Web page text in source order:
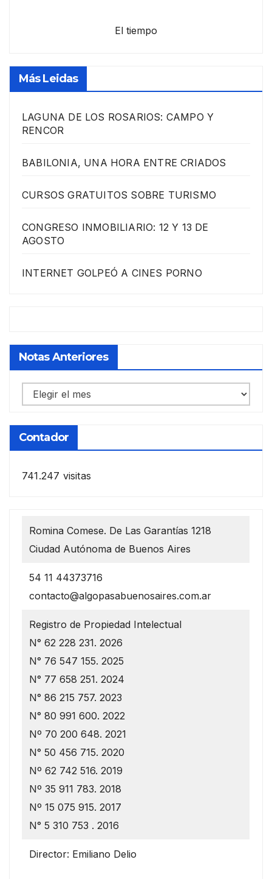
El tiempo
Más Leidas
LAGUNA DE LOS ROSARIOS: CAMPO Y
RENCOR
BABILONIA, UNA HORA ENTRE CRIADOS
CURSOS GRATUITOS SOBRE TURISMO
CONGRESO INMOBILIARIO: 12 Y 13 DE
AGOSTO
INTERNET GOLPEÓ A CINES PORNO
Notas Anteriores
Notas
anteriores
Contador
741.247 visitas
Romina Comese. De Las Garantías 1218
Ciudad Autónoma de Buenos Aires
54 11 44373716
contacto@algopasabuenosaires.com.ar
Registro de Propiedad Intelectual
N° 62 228 231. 2026
N° 76 547 155. 2025
N° 77 658 251. 2024
N° 86 215 757. 2023
N° 80 991 600. 2022
Nº 70 200 648. 2021
N° 50 456 715. 2020
Nº 62 742 516. 2019
Nº 35 911 783. 2018
Nº 15 075 915. 2017
N° 5 310 753 . 2016
Director: Emiliano Delio